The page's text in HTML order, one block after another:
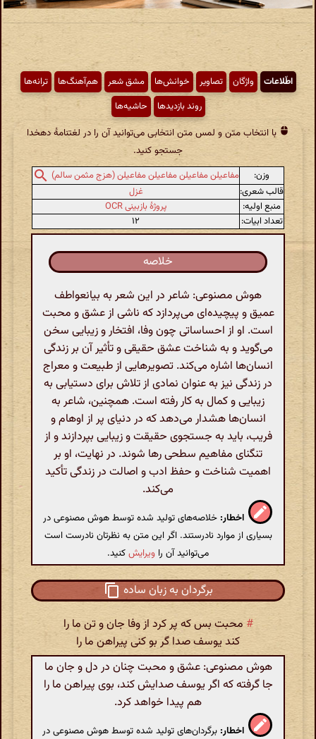
اطّلاعات واژگان تصاویر خوانش‌ها مشق شعر هم‌آهنگ‌ها
ترانه‌ها
روند بازدیدها
حاشیه‌ها
با انتخاب متن و لمس متن انتخابی می‌توانید آن را در لغتنامهٔ دهخدا
جستجو کنید.
وزن:
مفاعیلن مفاعیلن مفاعیلن مفاعیلن (هزج مثمن سالم)
قالب شعری:
غزل
منبع اولیه:
پروژهٔ بازبینی OCR
تعداد ابیات:
۱۲
خلاصه
هوش مصنوعی: شاعر در این شعر به بیانعواطف
عمیق و پیچیده‌ای می‌پردازد که ناشی از عشق و محبت
است. او از احساساتی چون وفا، افتخار و زیبایی سخن
می‌گوید و به شناخت عشق حقیقی و تأثیر آن بر زندگی
انسان‌ها اشاره می‌کند. تصویرهایی از طبیعت و معراج
در زندگی نیز به عنوان نمادی از تلاش برای دستیابی به
زیبایی و کمال به کار رفته است. همچنین، شاعر به
انسان‌ها هشدار می‌دهد که در دنیای پر از اوهام و
فریب، باید به جستجوی حقیقت و زیبایی بپردازند و از
تنگنای مفاهیم سطحی رها شوند. در نهایت، او بر
اهمیت شناخت و حفظ ادب و اصالت در زندگی تأکید
می‌کند.
اخطار: خلاصه‌های تولید شده توسط هوش مصنوعی در
بسیاری از موارد نادرستند. اگر این متن به نظرتان نادرست است
می‌توانید آن را ویرایشکنید.
برگردان به زبان ساده
# محبت بس که پر کرد از وفا جان و تن ما را
کند یوسف صدا گر بو کنی پیراهن ما را
هوش مصنوعی: عشق و محبت چنان در دل و جان ما
جا گرفته که اگر یوسف صدایش کند، بوی پیراهن ما را
هم پیدا خواهد کرد.
اخطار: برگردان‌های تولید شده توسط هوش مصنوعی در